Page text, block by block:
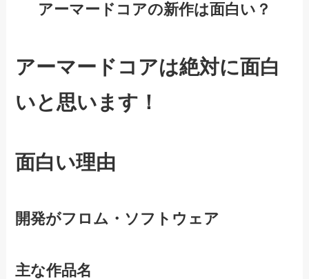
アーマードコアの新作は面白い？
アーマードコアは絶対に面白
いと思います！
面白い理由
開発がフロム・ソフトウェア
主な作品名